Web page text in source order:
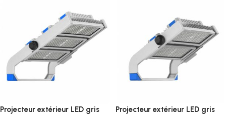
Projecteur extérieur LED gris
Projecteur extérieur LED gris